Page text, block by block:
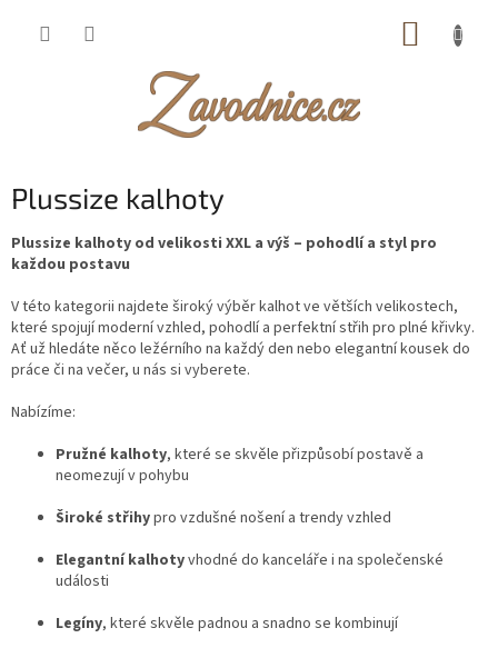
Plussize kalhoty
Plussize kalhoty od velikosti XXL a výš – pohodlí a styl pro
každou postavu
V této kategorii najdete široký výběr kalhot ve větších velikostech,
které spojují moderní vzhled, pohodlí a perfektní střih pro plné křivky.
Ať už hledáte něco ležérního na každý den nebo elegantní kousek do
práce či na večer, u nás si vyberete.
Nabízíme:
Pružné kalhoty, které se skvěle přizpůsobí postavě a
neomezují v pohybu
Široké střihypro vzdušné nošení a trendy vzhled
Elegantní kalhotyvhodné do kanceláře i na společenské
události
Legíny, které skvěle padnou a snadno se kombinují